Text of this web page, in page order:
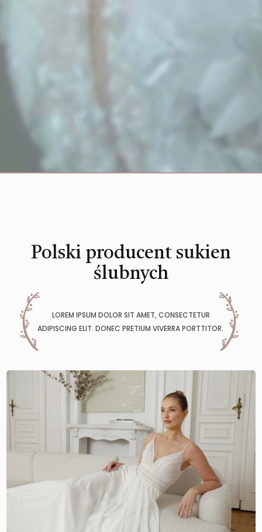
Polski producent sukien
ślubnych
LOREM IPSUM DOLOR SIT AMET, CONSECTETUR
ADIPISCING ELIT. DONEC PRETIUM VIVERRA PORTTITOR.